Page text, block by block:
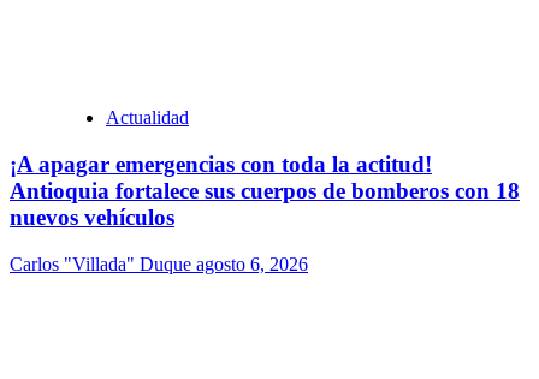
Actualidad
¡A apagar emergencias con toda la actitud!
Antioquia fortalece sus cuerpos de bomberos con 18
nuevos vehículos
Carlos "Villada" Duque agosto 6, 2026